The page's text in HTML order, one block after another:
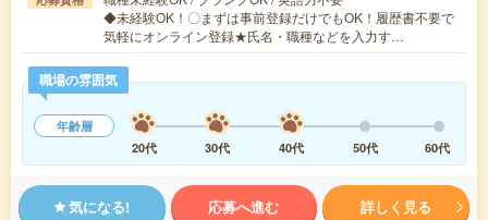
◆未経験OK！〇まずは事前登録だけでもOK！履歴書不要で
気軽にオンライン登録★氏名・職種などを入力す…
職場の雰囲気
年齢層
20代
30代 40代 50代 60代
気になる! 応募へ進む 詳しく見る